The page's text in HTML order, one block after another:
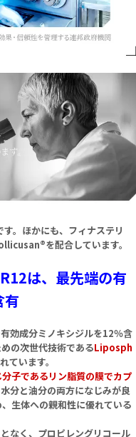
。ほかにも、フィナステリ
を配合しています。
は、最先端の有
有
効成分ミノキシジルを12％含
の次世代技術であるLiposph
ています。
子であるリン脂質の膜でカプ
分と油分の両方になじみが良
生体への親和性に優れている
なく、プロピレングリコール